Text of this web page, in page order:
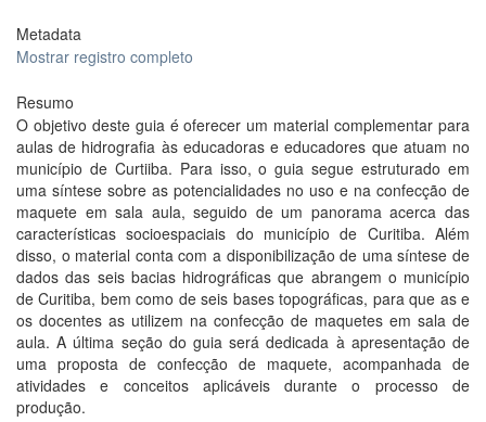
Metadata
Mostrar registro completo
Resumo
O objetivo deste guia é oferecer um material complementar para
aulas de hidrografia às educadoras e educadores que atuam no
município de Curtiiba. Para isso, o guia segue estruturado em
uma síntese sobre as potencialidades no uso e na confecção de
maquete em sala aula, seguido de um panorama acerca das
características socioespaciais do município de Curitiba. Além
disso, o material conta com a disponibilização de uma síntese de
dados das seis bacias hidrográficas que abrangem o município
de Curitiba, bem como de seis bases topográficas, para que as e
os docentes as utilizem na confecção de maquetes em sala de
aula. A última seção do guia será dedicada à apresentação de
uma proposta de confecção de maquete, acompanhada de
atividades e conceitos aplicáveis durante o processo de
produção.